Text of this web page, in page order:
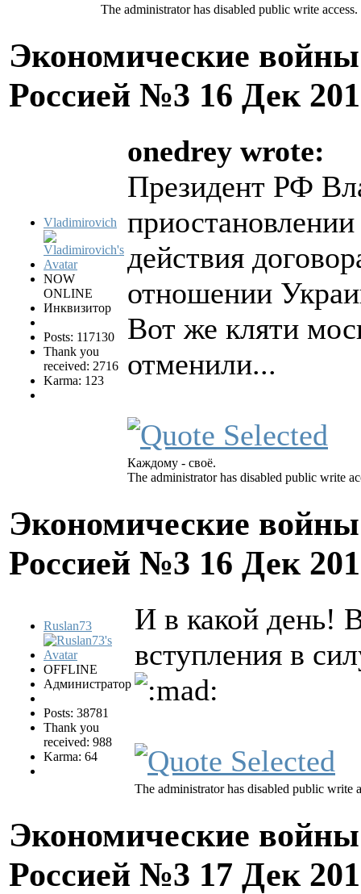
The administrator has disabled public write access.
Экономические
Россией №3 16 Дек
Vladimirovich
NOW
ONLINE
Инквизитор
Posts: 117130
Thank you
received: 2716
Karma: 123
onedrey wrote:
Президент РФ
действия
отношении
Вот же кляти
отменили...
Каждому - своё.
The administrator has disabled public write
Экономические
Россией №3 16 Дек
Ruslan73
OFFLINE
Администратор
Posts: 38781
Thank you
received: 988
Karma: 64
И в какой день!
вступления в
The administrator has disabled public write
Экономические
Россией №3 17 Дек